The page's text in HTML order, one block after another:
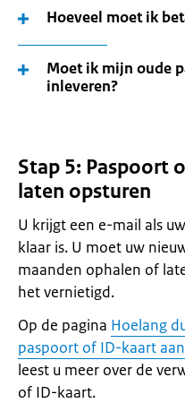
Hoeveel moet ik
Moet ik mijn oude
inleveren?
Stap 5: Paspoort
laten opsturen
U krijgt een e-mail als
klaar is. U moet uw
maanden ophalen of
het vernietigd.
Op de pagina Hoelang
paspoort of ID-kaart
leest u meer over de
of ID-kaart.